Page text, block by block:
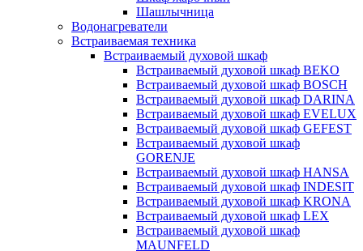
Шашлычница
Водонагреватели
Встраиваемая техника
Встраиваемый духовой шкаф
Встраиваемый духовой шкаф BEKO
Встраиваемый духовой шкаф BOSCH
Встраиваемый духовой шкаф DARINA
Встраиваемый духовой шкаф EVELUX
Встраиваемый духовой шкаф GEFEST
Встраиваемый духовой шкаф
GORENJE
Встраиваемый духовой шкаф HANSA
Встраиваемый духовой шкаф INDESIT
Встраиваемый духовой шкаф KRONA
Встраиваемый духовой шкаф LEX
Встраиваемый духовой шкаф
MAUNFELD